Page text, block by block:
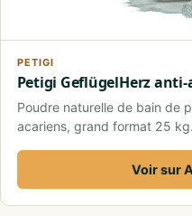
PETIGI
Petigi GeflügelHerz anti-
Poudre naturelle de bain de
acariens, grand format 25 kg.
Voir sur